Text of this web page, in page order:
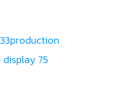
33production
75